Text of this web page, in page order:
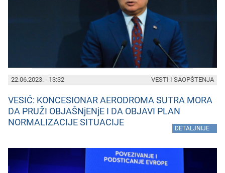
22.06.2023. - 13:32
VESIĆ: KONCESIONAR AERODROMA SUTRA MORA
DA PRUŽI OBJAŠNjENjE I DA OBJAVI PLAN
NORMALIZACIJE SITUACIJE
DETALJNIJE
VESTI I SAOPŠTENJA